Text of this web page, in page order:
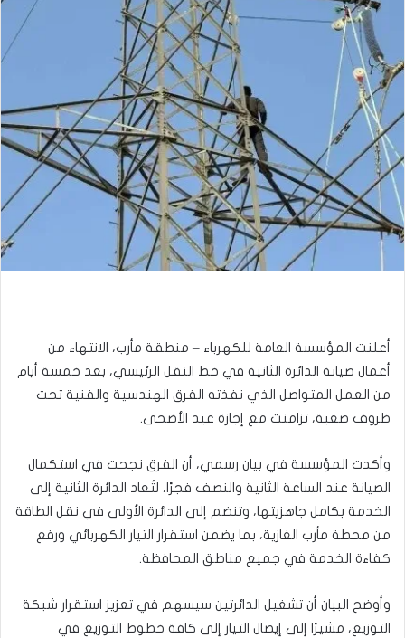
أعلنت المؤسسة العامة للكهرباء – منطقة مأرب، الانتهاء من
أعمال صيانة الدائرة الثانية في خط النقل الرئيسي، بعد خمسة أيام
من العمل المتواصل الذي نفذته الفرق الهندسية والفنية تحت
ظروف صعبة، تزامنت مع إجازة عيد الأضحى.
وأكدت المؤسسة في بيان رسمي، أن الفرق نجحت في استكمال
الصيانة عند الساعة الثانية والنصف فجرًا، لتُعاد الدائرة الثانية إلى
الخدمة بكامل جاهزيتها، وتنضم إلى الدائرة الأولى في نقل الطاقة
من محطة مأرب الغازية، بما يضمن استقرار التيار الكهربائي ورفع
كفاءة الخدمة في جميع مناطق المحافظة.
وأوضح البيان أن تشغيل الدائرتين سيسهم في تعزيز استقرار شبكة
التوزيع، مشيرًا إلى إيصال التيار إلى كافة خطوط التوزيع في